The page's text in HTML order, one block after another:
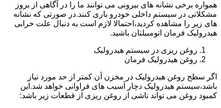
همواره برخی نشانه های بیرونی می توانند ما را در آگاهی از بروز
مشکلاتی در سیستم داخلی خودرو یاری کنند.در صورتی که نشانه
های زیر را مشاهده کردید،احتمالا لازم است به دنبال علت خرابی
هیدرولیک فرمان اتومبیلتان باشید.
روغن ریزی در سیستم هیدرولیک
روغن هیدرولیک فرمان
اگر سطح روغن هیدرولیک در مخزن آن کمتر از حد مورد نیاز
باشد،سیستم هیدرولیک دچار آسیب های فراوانی خواهد شد.این
کمبود روغن می تواند ناشی از روغن ریزی از قطعات زیر باشد: